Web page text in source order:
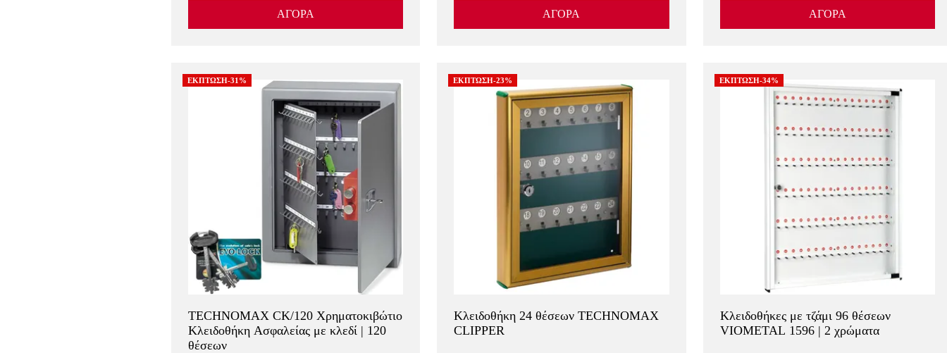
ΑΓΟΡΑ ΑΓΟΡΑ ΑΓΟΡΑ
ΕΚΠΤΩΣΗ-31%
TECHNOMAX CK/120 Χρηματοκιβώτιο
Κλειδοθήκη Ασφαλείας με κλεδί | 120
θέσεων
ΕΚΠΤΩΣΗ-23%
Κλειδοθήκη 24 θέσεων TECHNOMAX
CLIPPER
ΕΚΠΤΩΣΗ-34%
Κλειδοθήκες με τζάμι 96 θέσεων
VIOMETAL 1596 | 2 χρώματα